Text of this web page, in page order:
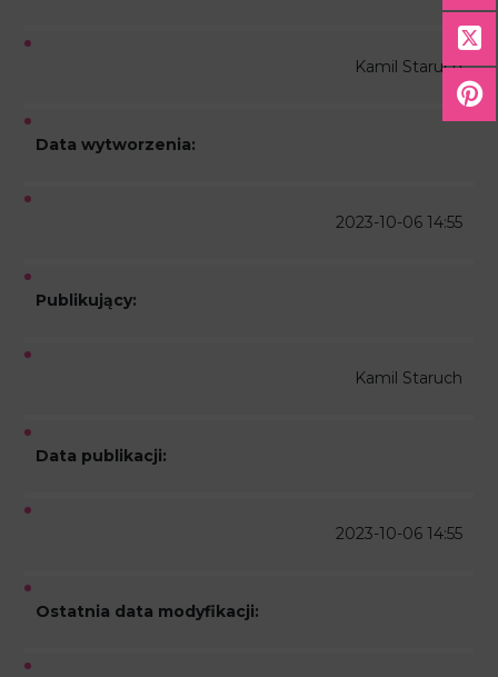
Kamil Staruch
Data wytworzenia:
2023-10-06 14:55
Publikujący:
Kamil Staruch
Data publikacji:
2023-10-06 14:55
Ostatnia data modyfikacji: